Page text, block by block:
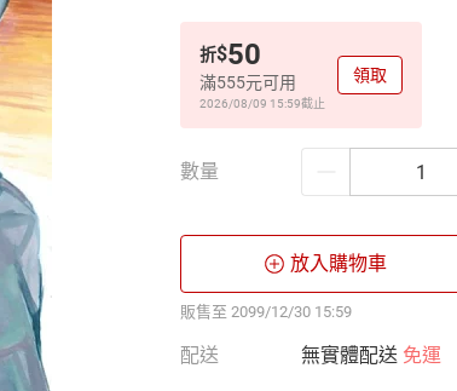
折$50
滿555元可用
2026/08/09 15:59截止
領取
數量
放入購物車
販售至 2099/12/30 15:59
配送 無實體配送 免運